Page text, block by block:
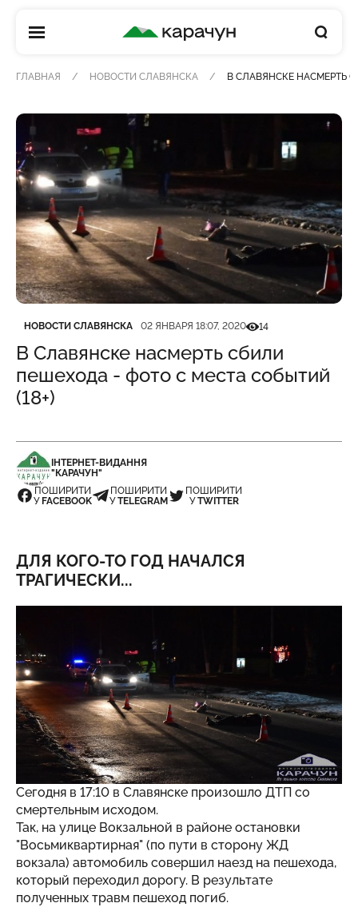
КАРАЧУН
ГЛАВНАЯ НОВОСТИ СЛАВЯНСКА В СЛАВЯНСКЕ НАСМЕРТЬ
Категория
НОВОСТИ СЛАВЯНСКА
Дата публикации 02 ЯНВАРЯ 18:07, 2020Кількість переглядів
14
В Славянске насмерть сбили
пешехода - фото с места событий
(18+)
ІНТЕРНЕТ-ВИДАННЯ
"КАРАЧУН"
ПОШИРИТИ
У FACEBOOK
ПОШИРИТИ
УTELEGRAM
ПОШИРИТИ
УTWITTER
ДЛЯ КОГО-ТО ГОД НАЧАЛСЯ
ТРАГИЧЕСКИ...
Сегодня в 17:10 в Славянске произошло ДТП со
смертельным исходом.
Так, на улице Вокзальной в районе остановки
"Восьмиквартирная" (по пути в сторону ЖД
вокзала) автомобиль совершил наезд на пешехода,
который переходил дорогу. В результате
полученных травм пешеход погиб.